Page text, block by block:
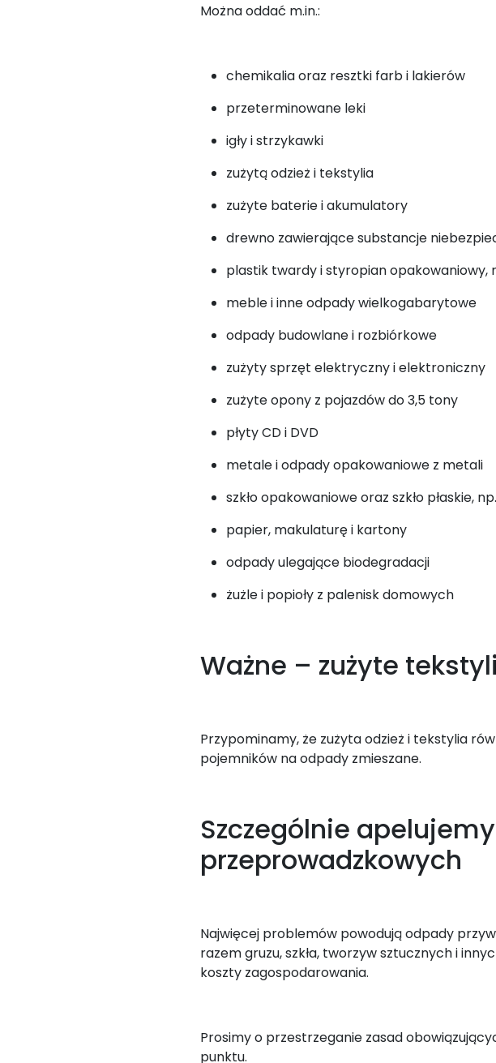
Można oddać m.in.:
chemikalia oraz resztki farb i lakierów
przeterminowane leki
igły i strzykawki
zużytą odzież i tekstylia
zużyte baterie i akumulatory
drewno zawierające substancje
plastik twardy i styropian opakowaniowy,
meble i inne odpady wielkogabarytowe
odpady budowlane i rozbiórkowe
zużyty sprzęt elektryczny i elektroniczny
zużyte opony z pojazdów do 3,5 tony
płyty CD i DVD
metale i odpady opakowaniowe z metali
szkło opakowaniowe oraz szkło płaskie,
papier, makulaturę i kartony
odpady ulegające biodegradacji
żużle i popioły z palenisk domowych
Ważne – zużyte
Przypominamy, że zużyta odzież i tekstylia
pojemników na odpady zmieszane.
Szczególnie
przeprowadzkowych
Najwięcej problemów powodują odpady
razem gruzu, szkła, tworzyw sztucznych i
koszty zagospodarowania.
Prosimy o przestrzeganie zasad
punktu.